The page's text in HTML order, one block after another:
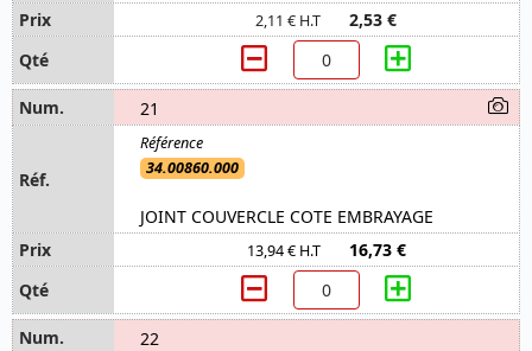
2,11 € H.T 2,53 €
21
34.00860.000
JOINT COUVERCLE COTE EMBRAYAGE
13,94 € H.T 16,73 €
22